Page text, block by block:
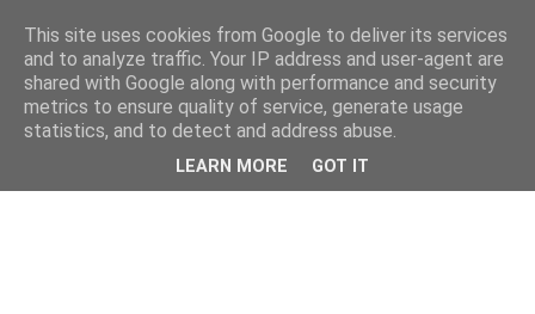
This site uses cookies from Google to deliver its services
and to analyze traffic. Your IP address and user-agent are
shared with Google along with performance and security
metrics to ensure quality of service, generate usage
statistics, and to detect and address abuse.
LEARN MORE GOT IT